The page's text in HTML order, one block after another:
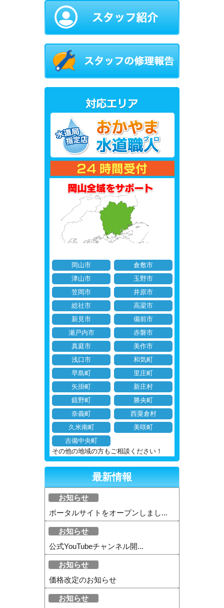
岡山市
倉敷市
津山市
玉野市
笠岡市
井原市
総社市
高梁市
新見市
備前市
瀬戸内市
赤磐市
真庭市
美作市
浅口市
和気町
早島町
里庄町
矢掛町
新庄村
鏡野町
勝央町
奈義町
西粟倉村
久米南町
美咲町
吉備中央町
その他の地域の方もご相談ください！
最新情報
お知らせ
ポータルサイトをオープンしまし...
お知らせ
公式YouTubeチャンネル開...
お知らせ
価格改定のお知らせ
お知らせ